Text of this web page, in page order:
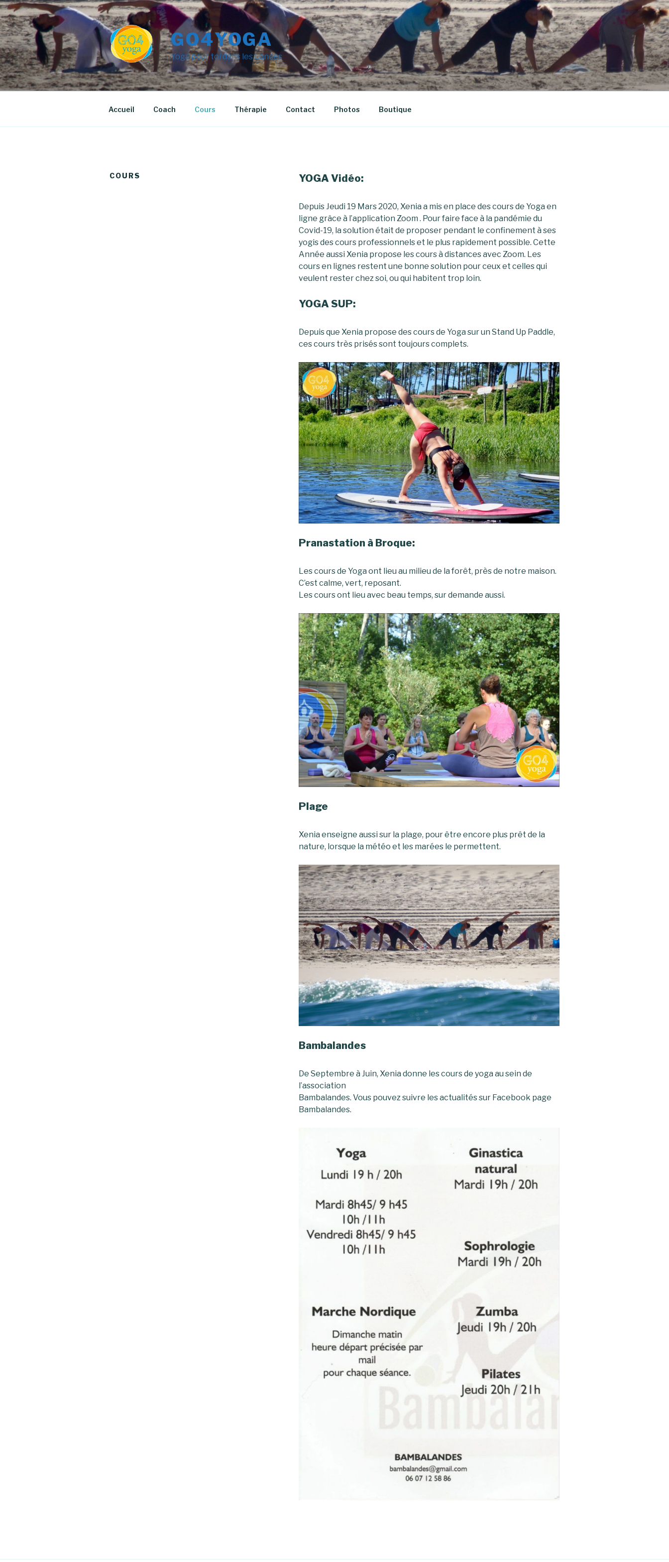
Aller
au
contenu
principal
GO4YOGA
Yoga pour toi dans les Landes
Accueil Coach Cours Thérapie Contact Photos Boutique
COURS YOGA Vidéo:
Depuis Jeudi 19 Mars 2020, Xenia a mis en place des cours de Yoga en
ligne grâce à l’application Zoom . Pour faire face à la pandémie du
Covid-19, la solution était de proposer pendant le confinement à ses
yogis des cours professionnels et le plus rapidement possible. Cette
Année aussi Xenia propose les cours à distances avec Zoom. Les
cours en lignes restent une bonne solution pour ceux et celles qui
veulent rester chez soi, ou qui habitent trop loin.
YOGA SUP:
Depuis que Xenia propose des cours de Yoga sur un Stand Up Paddle,
ces cours très prisés sont toujours complets.
Pranastation à Broque:
Les cours de Yoga ont lieu au milieu de la forêt, près de notre maison.
C’est calme, vert, reposant.
Les cours ont lieu avec beau temps, sur demande aussi.
Plage
Xenia enseigne aussi sur la plage, pour être encore plus prêt de la
nature, lorsque la météo et les marées le permettent.
Bambalandes
De Septembre à Juin, Xenia donne les cours de yoga au sein de
l’association
Bambalandes. Vous pouvez suivre les actualités sur Facebook page
Bambalandes.